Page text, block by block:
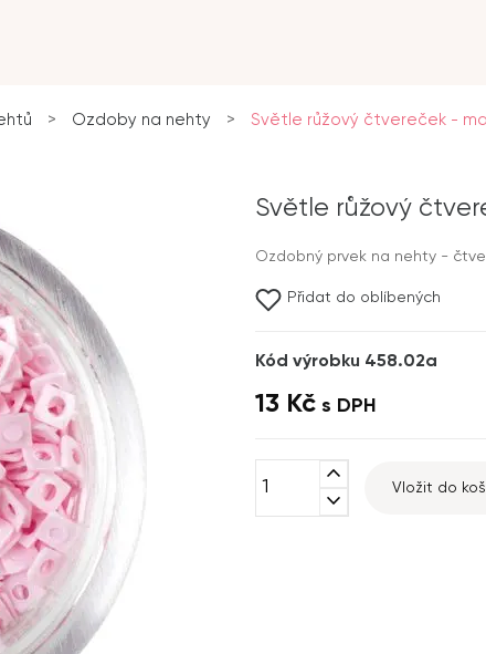
> Ozdoby na nehty > Světle růžový čtvereček -
Světle růžový
Ozdobný prvek na nehty -
Přidat do oblíbených
Kód výrobku 458.02a
13 Kč s DPH
expand_less
expand_more
Vložit do